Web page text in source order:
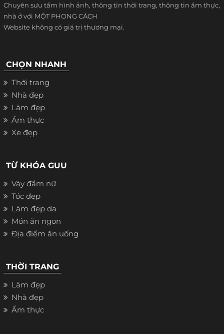
Chuyên sưu tầm hình ảnh, thông tin thời trang, thông tin ẩm thực,
nhà ở với MỘT PHONG CÁCH
Website không có giá trị thương mại.
CHỌN NHANH
Thời trang
Nhà đẹp
Làm đẹp
Ẩm thực
Xe đẹp
TỪ KHÓA GUU
Váy đầm nữ
Tóc đẹp
Làm đẹp da
Món ăn ngon
Địa điểm ăn uống
THỜI TRANG
Làm đẹp
Nhà đẹp
Ẩm thực